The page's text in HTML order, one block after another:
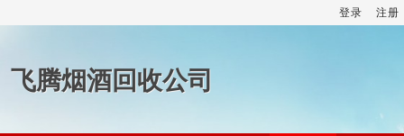
登录 注册
飞腾烟酒回收公司